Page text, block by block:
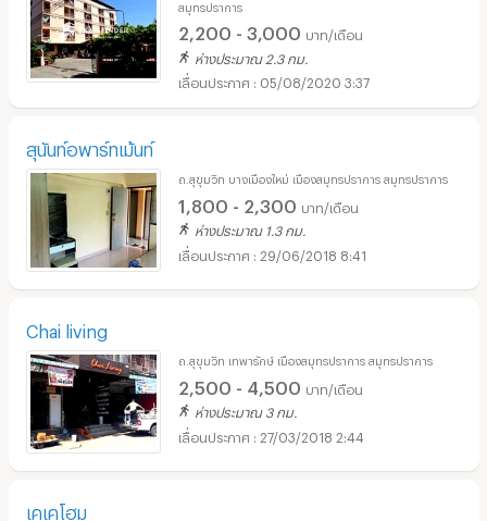
สมุทรปราการ
2,200 - 3,000 บาท/เดือน
ห่างประมาณ 2.3 กม.
05/08/2020 3:37
สุนันท์อพาร์ทเม้นท์
ถ.สุขุมวิท บางเมืองใหม่ เมืองสมุทรปราการ สมุทรปราการ
1,800 - 2,300 บาท/เดือน
ห่างประมาณ 1.3 กม.
29/06/2018 8:41
Chai living
ถ.สุขุมวิท เทพารักษ์ เมืองสมุทรปราการ สมุทรปราการ
2,500 - 4,500 บาท/เดือน
ห่างประมาณ 3 กม.
27/03/2018 2:44
เคเคโฮม